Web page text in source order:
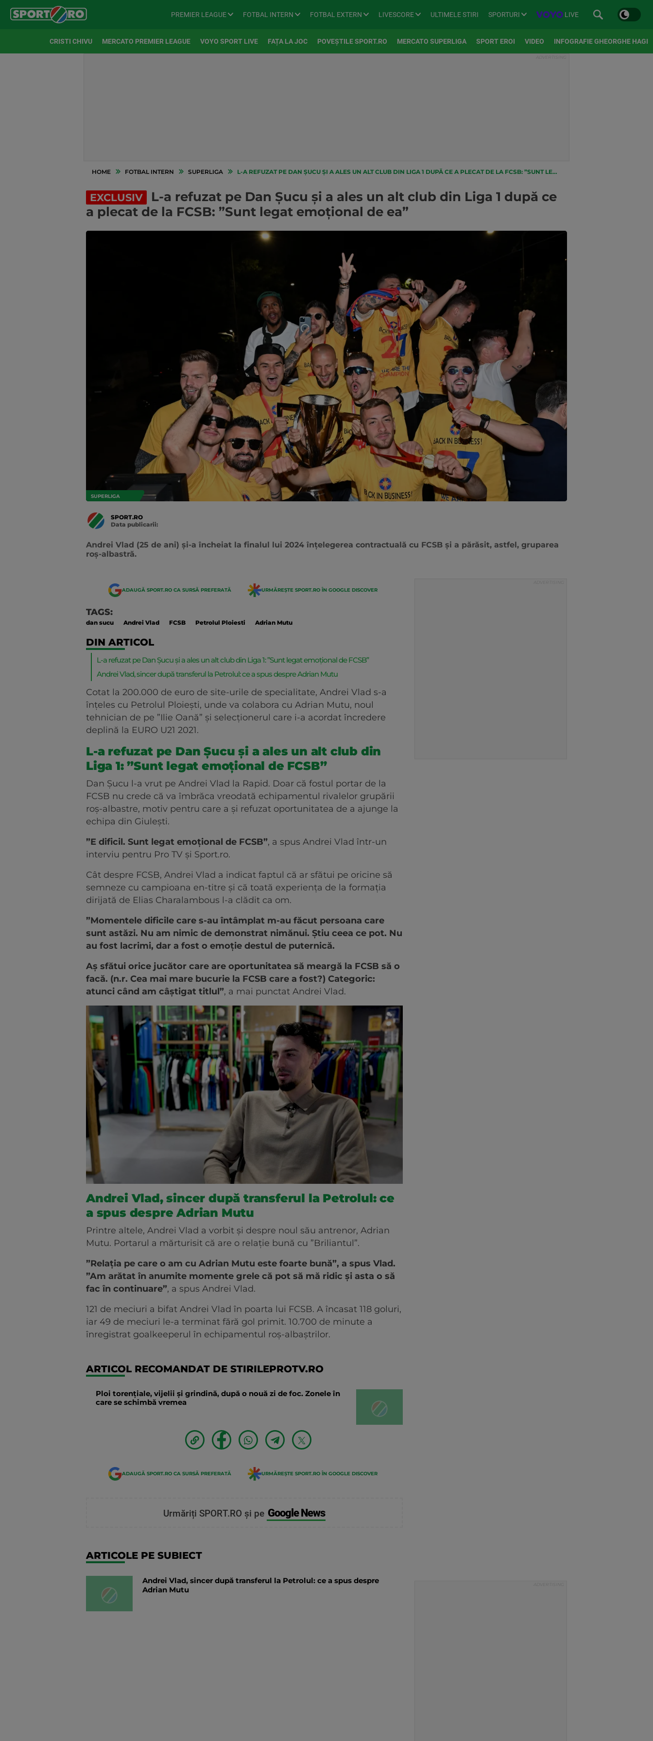
PREMIER LEAGUE FOTBAL INTERN FOTBAL EXTERN LIVESCORE ULTIMELE STIRI SPORTURI LIVE
CRISTI CHIVU MERCATO PREMIER LEAGUE VOYO SPORT LIVE FAȚA LA JOC POVEȘTILE SPORT.RO MERCATO SUPERLIGA SPORT EROI VIDEO INFOGRAFIE GHEORGHE HAGI
HOME FOTBAL INTERN SUPERLIGA L-A REFUZAT PE DAN ȘUCU ȘI A ALES UN ALT CLUB DIN LIGA 1 DUPĂ CE A PLECAT DE LA FCSB: ”SUNT LEGAT EMOȚIONAL DE EA”
EXCLUSIV
L-a refuzat pe Dan Șucu și a ales un alt club din Liga 1 după ce
a plecat de la FCSB: ”Sunt legat emoțional de ea”
SUPERLIGA
SPORT.RO
Data publicarii:
Andrei Vlad (25 de ani) și-a încheiat la finalul lui 2024 înțelegerea contractuală cu FCSB și a părăsit, astfel, gruparea
roș-albastră.
ADAUGĂ SPORT.RO CA SURSĂ PREFERATĂ URMĂREȘTE SPORT.RO ÎN GOOGLE DISCOVER
TAGS:
dan sucu Andrei Vlad FCSB Petrolul Ploiesti Adrian Mutu
DIN ARTICOL
L-a refuzat pe Dan Șucu și a ales un alt club din Liga 1: ”Sunt legat emoțional de FCSB”
Andrei Vlad, sincer după transferul la Petrolul: ce a spus despre Adrian Mutu
Cotat la 200.000 de euro de site-urile de specialitate, Andrei Vlad s-a
înțeles cu Petrolul Ploiești, unde va colabora cu Adrian Mutu, noul
tehnician de pe ”Ilie Oană” și selecționerul care i-a acordat încredere
deplină la EURO U21 2021.
L-a refuzat pe Dan Șucu și a ales un alt club din
Liga 1: ”Sunt legat emoțional de FCSB”
Dan Șucu l-a vrut pe Andrei Vlad la Rapid. Doar că fostul portar de la
FCSB nu crede că va îmbrăca vreodată echipamentul rivalelor grupării
roș-albastre, motiv pentru care a și refuzat oportunitatea de a ajunge la
echipa din Giulești.
”E dificil. Sunt legat emoțional de FCSB”, a spus Andrei Vlad într-un
interviu pentru Pro TV și Sport.ro.
Cât despre FCSB, Andrei Vlad a indicat faptul că ar sfătui pe oricine să
semneze cu campioana en-titre și că toată experiența de la formația
dirijată de Elias Charalambous l-a clădit ca om.
”Momentele dificile care s-au întâmplat m-au făcut persoana care
sunt astăzi. Nu am nimic de demonstrat nimănui. Știu ceea ce pot. Nu
au fost lacrimi, dar a fost o emoție destul de puternică.
Aș sfătui orice jucător care are oportunitatea să meargă la FCSB să o
facă. (n.r. Cea mai mare bucurie la FCSB care a fost?) Categoric:
atunci când am câștigat titlul”, a mai punctat Andrei Vlad.
Andrei Vlad, sincer după transferul la Petrolul: ce
a spus despre Adrian Mutu
Printre altele, Andrei Vlad a vorbit și despre noul său antrenor, Adrian
Mutu. Portarul a mărturisit că are o relație bună cu ”Briliantul”.
”Relația pe care o am cu Adrian Mutu este foarte bună”, a spus Vlad.
”Am arătat în anumite momente grele că pot să mă ridic și asta o să
fac în continuare”, a spus Andrei Vlad.
121 de meciuri a bifat Andrei Vlad în poarta lui FCSB. A încasat 118 goluri,
iar 49 de meciuri le-a terminat fără gol primit. 10.700 de minute a
înregistrat goalkeeperul în echipamentul roș-albaștrilor.
ARTICOL RECOMANDAT DE STIRILEPROTV.RO
Ploi torențiale, vijelii și grindină, după o nouă zi de foc. Zonele în
care se schimbă vremea
ADAUGĂ SPORT.RO CA SURSĂ PREFERATĂ URMĂREȘTE SPORT.RO ÎN GOOGLE DISCOVER
Urmăriți SPORT.RO și pe Google News
ARTICOLE PE SUBIECT
Andrei Vlad, sincer după transferul la Petrolul: ce a spus despre
Adrian Mutu